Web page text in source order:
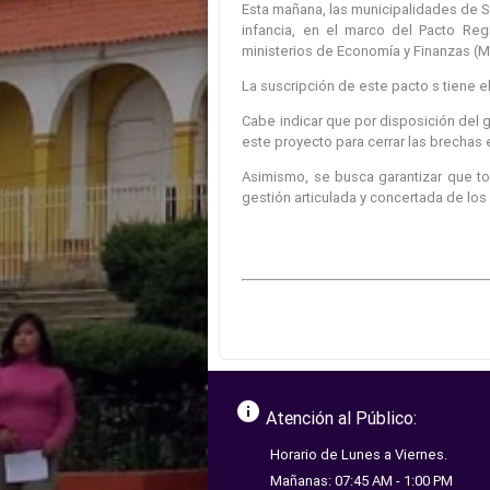
Esta mañana, las municipalidades de
infancia, en el marco del Pacto
ministerios de Economía y Finanzas
La suscripción de este pacto s tiene
Cabe indicar que por disposición del
este proyecto para cerrar las
Asimismo, se busca garantizar que
gestión articulada y concertada de
info Atención al Público:
Horario de Lunes a Viernes.
Mañanas: 07:45 AM - 1:00 PM